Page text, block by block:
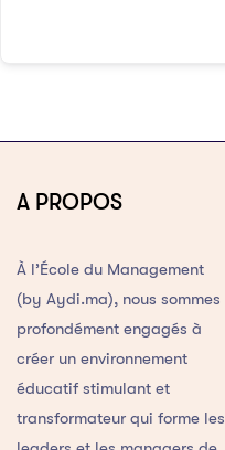
A PROPOS
À l’École du Management
(by Aydi.ma), nous sommes
profondément engagés à
créer un environnement
éducatif stimulant et
transformateur qui forme les